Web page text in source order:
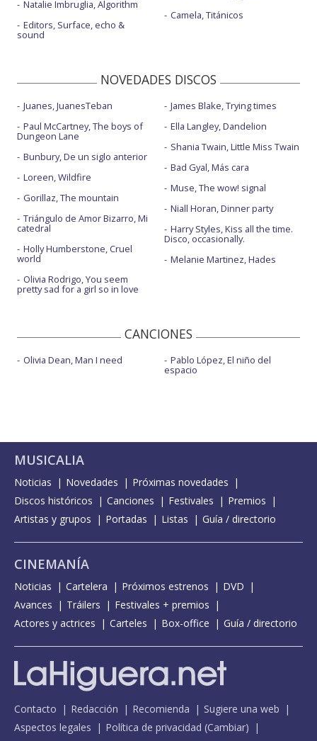
Natalie Imbruglia, Algorithm
Editors, Surface, echo &
sound
Camela, Titánicos
NOVEDADES DISCOS
Juanes, JuanesTeban
Paul McCartney, The boys of
Dungeon Lane
Bunbury, De un siglo anterior
Loreen, Wildfire
Gorillaz, The mountain
Triángulo de Amor Bizarro, Mi
catedral
Holly Humberstone, Cruel
world
Olivia Rodrigo, You seem
pretty sad for a girl so in love
James Blake, Trying times
Ella Langley, Dandelion
Shania Twain, Little Miss Twain
Bad Gyal, Más cara
Muse, The wow! signal
Niall Horan, Dinner party
Harry Styles, Kiss all the time.
Disco, occasionally.
Melanie Martinez, Hades
CANCIONES
Olivia Dean, Man I need Pablo López, El niño del
espacio
MUSICALIA
Noticias Novedades
Próximas novedades
Discos históricos
Canciones Festivales
Premios
Artistas y grupos
Portadas Listas Guía / directorio
CINEMANÍA
Noticias Cartelera Próximos estrenos
DVD
Avances
Tráilers
Festivales + premios
Actores y actrices
Carteles Box-office Guía / directorio
Contacto Redacción Recomienda
Sugiere una web
Aspectos legales
Política de privacidad (Cambiar)